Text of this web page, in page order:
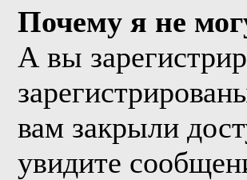
Почему я не
А вы
вам закрыли
увидите